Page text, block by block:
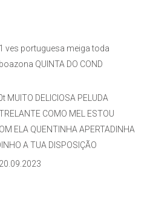
1 ves portuguesa meiga toda
boazona QUINTA DO COND
MUITO DELICIOSA PELUDA
COMO MEL ESTOU
ELA QUENTINHA APERTADINHA
A TUA DISPOSIÇÃO
20.09.2023